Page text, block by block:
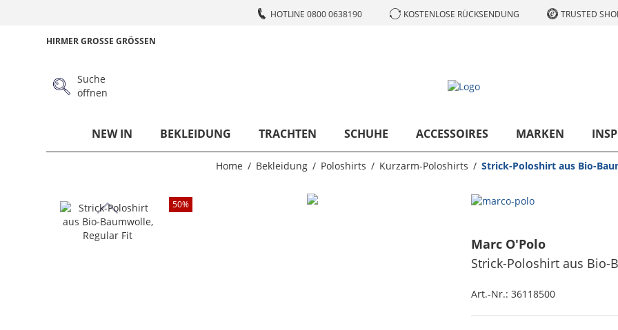
HOTLINE 0800 0638190 KOSTENLOSE RÜCKSENDUNG TRUSTED
HIRMER GROSSE GRÖSSEN
Suche
öffnen
NEW IN BEKLEIDUNG TRACHTEN SCHUHE ACCESSOIRES MARKEN
Home Bekleidung Poloshirts Kurzarm-Poloshirts Strick-Poloshirt aus Bio-
50%
Marc O'Polo
Strick-Poloshirt aus Bio-
Art.-Nr.: 36118500